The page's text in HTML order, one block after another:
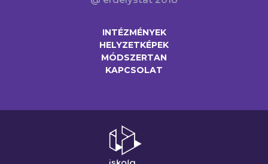
INTÉZMÉNYEK
HELYZETKÉPEK
MÓDSZERTAN
KAPCSOLAT